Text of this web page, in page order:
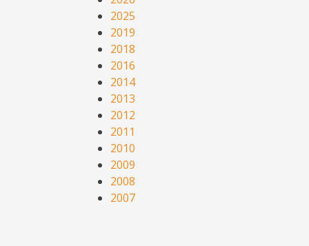
2025
2019
2018
2016
2014
2013
2012
2011
2010
2009
2008
2007